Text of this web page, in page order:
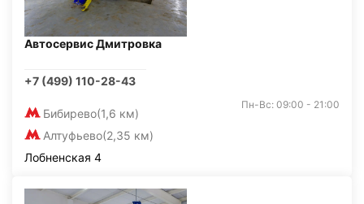
Автосервис Дмитровка
+7 (499) 110-28-43
Бибирево(1,6 км)
Алтуфьево(2,35 км)
Пн-Вс: 09:00 - 21:00
Лобненская 4